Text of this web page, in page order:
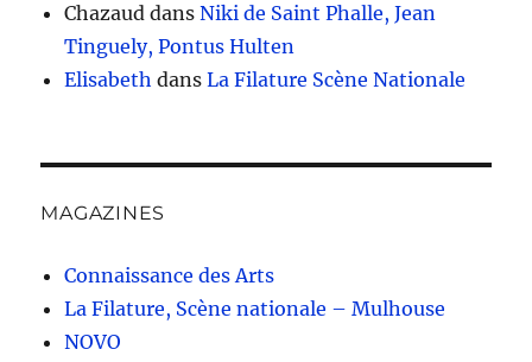
Chazaud dansNiki de Saint Phalle, Jean
Tinguely, Pontus Hulten
Elisabeth dansLa Filature Scène Nationale
MAGAZINES
Connaissance des Arts
La Filature, Scène nationale – Mulhouse
NOVO